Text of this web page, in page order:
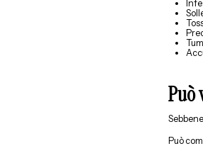
Può
Può